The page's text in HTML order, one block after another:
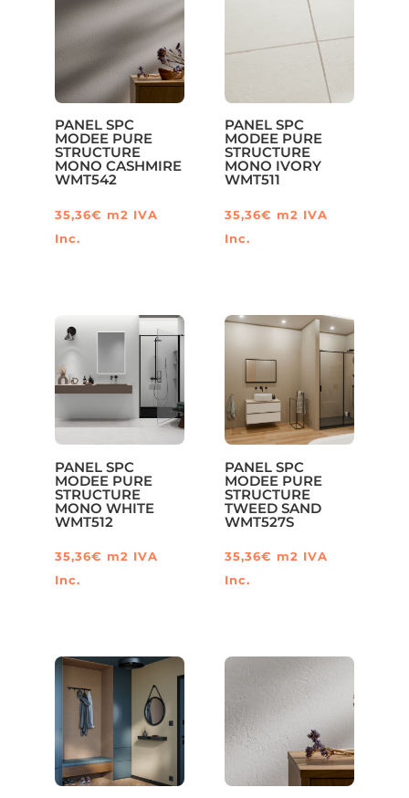
PANEL SPC
MODEE PURE
STRUCTURE
MONO CASHMIRE
WMT542
35,36€ m2 IVA
Inc.
múltiples
variantes.
Las
se
elegir
en
la
PANEL SPC
MODEE PURE
STRUCTURE
MONO IVORY
WMT511
35,36€ m2 IVA
Inc.
múltiples
variantes.
Las
opciones
se
elegir
en
la
PANEL SPC
MODEE PURE
STRUCTURE
MONO WHITE
WMT512
35,36€ m2 IVA
Inc.
múltiples
variantes.
opciones
se
PANEL SPC
MODEE PURE
STRUCTURE
TWEED SAND
WMT527S
35,36€ m2 IVA
Inc.